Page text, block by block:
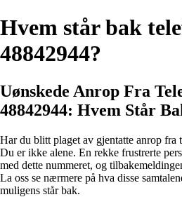
Hvem står bak
48842944?
Uønskede Anrop Fra
48842944: Hvem Står
Har du blitt plaget av gjentatte anrop fra
Du er ikke alene. En rekke frustrerte
med dette nummeret, og
La oss se nærmere på hva disse
muligens står bak.